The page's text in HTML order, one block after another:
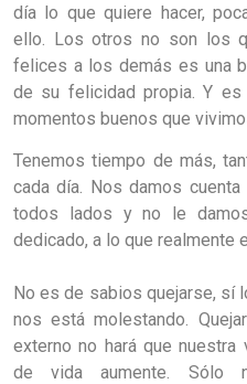
día lo que quiere hacer,
ello. Los otros no son los
felices a los demás es una
de su felicidad propia. Y
momentos buenos que
Tenemos tiempo de más,
cada día. Nos damos
todos lados y no le
dedicado, a lo que realmente
No es de sabios quejarse, sí
nos está molestando.
externo no hará que
de vida aumente. Sólo